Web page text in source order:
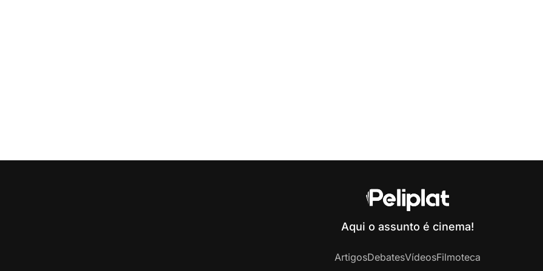
Aqui o assunto é cinema!
ArtigosDebatesVídeosFilmoteca